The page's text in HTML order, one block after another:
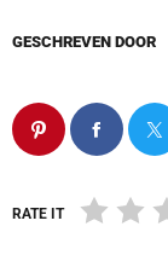
GESCHREVEN DOOR
RATE IT